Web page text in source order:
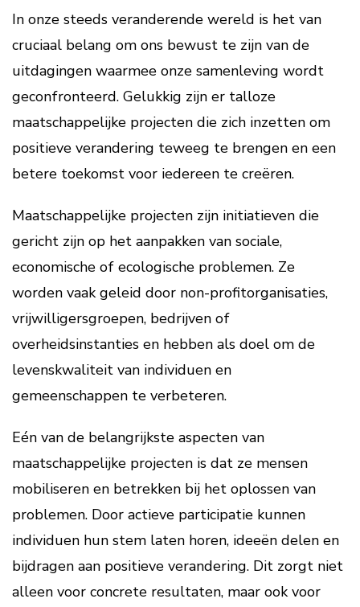
In onze steeds veranderende wereld is het van
cruciaal belang om ons bewust te zijn van de
uitdagingen waarmee onze samenleving wordt
geconfronteerd. Gelukkig zijn er talloze
maatschappelijke projecten die zich inzetten om
positieve verandering teweeg te brengen en een
betere toekomst voor iedereen te creëren.
Maatschappelijke projecten zijn initiatieven die
gericht zijn op het aanpakken van sociale,
economische of ecologische problemen. Ze
worden vaak geleid door non-profitorganisaties,
vrijwilligersgroepen, bedrijven of
overheidsinstanties en hebben als doel om de
levenskwaliteit van individuen en
gemeenschappen te verbeteren.
Eén van de belangrijkste aspecten van
maatschappelijke projecten is dat ze mensen
mobiliseren en betrekken bij het oplossen van
problemen. Door actieve participatie kunnen
individuen hun stem laten horen, ideeën delen en
bijdragen aan positieve verandering. Dit zorgt niet
alleen voor concrete resultaten, maar ook voor